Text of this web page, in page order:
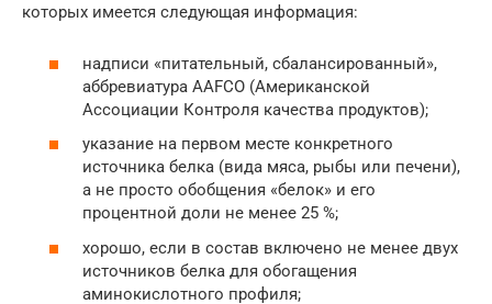
которых имеется следующая информация:
надписи «питательный, сбалансированный»,
аббревиатура AAFCO (Американской
Ассоциации Контроля качества продуктов);
указание на первом месте конкретного
источника белка (вида мяса, рыбы или печени),
а не просто обобщения «белок» и его
процентной доли не менее 25 %;
хорошо, если в состав включено не менее двух
источников белка для обогащения
аминокислотного профиля;